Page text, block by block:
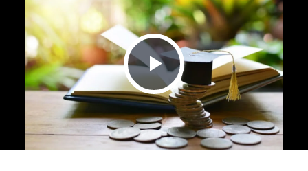
Play Video